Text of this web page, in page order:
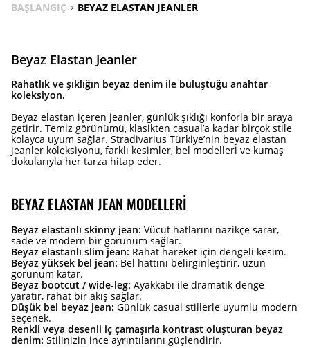
BAŞLANGIÇ BEYAZ ELASTAN JEANLER
Beyaz Elastan Jeanler
Rahatlık ve şıklığın beyaz denim ile buluştuğu anahtar
koleksiyon.
Beyaz elastan içeren jeanler, günlük şıklığı konforla bir araya
getirir. Temiz görünümü, klasikten casual’a kadar birçok stile
kolayca uyum sağlar. Stradivarius Türkiye’nin beyaz elastan
jeanler koleksiyonu, farklı kesimler, bel modelleri ve kumaş
dokularıyla her tarza hitap eder.
BEYAZ ELASTAN JEAN MODELLERI
Beyaz elastanlı skinny jean: Vücut hatlarını nazikçe sarar,
sade ve modern bir görünüm sağlar.
Beyaz elastanlı slim jean: Rahat hareket için dengeli kesim.
Beyaz yüksek bel jean: Bel hattını belirginleştirir, uzun
görünüm katar.
Beyaz bootcut / wide-leg: Ayakkabı ile dramatik denge
yaratır, rahat bir akış sağlar.
Düşük bel beyaz jean: Günlük casual stillerle uyumlu modern
seçenek.
Renkli veya desenli iç çamaşırla kontrast oluşturan beyaz
denim: Stilinizin ince ayrıntılarını güçlendirir.